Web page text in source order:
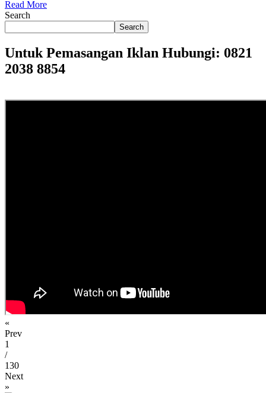
Read More
Search
Search
Untuk Pemasangan Iklan Hubungi: 0821
2038 8854
«
Prev
1
/
130
Next
»